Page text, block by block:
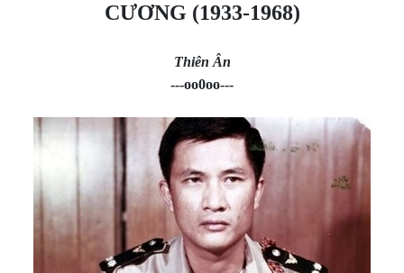
CƯƠNG (1933-1968)
Thiên Ân
---oo0oo---